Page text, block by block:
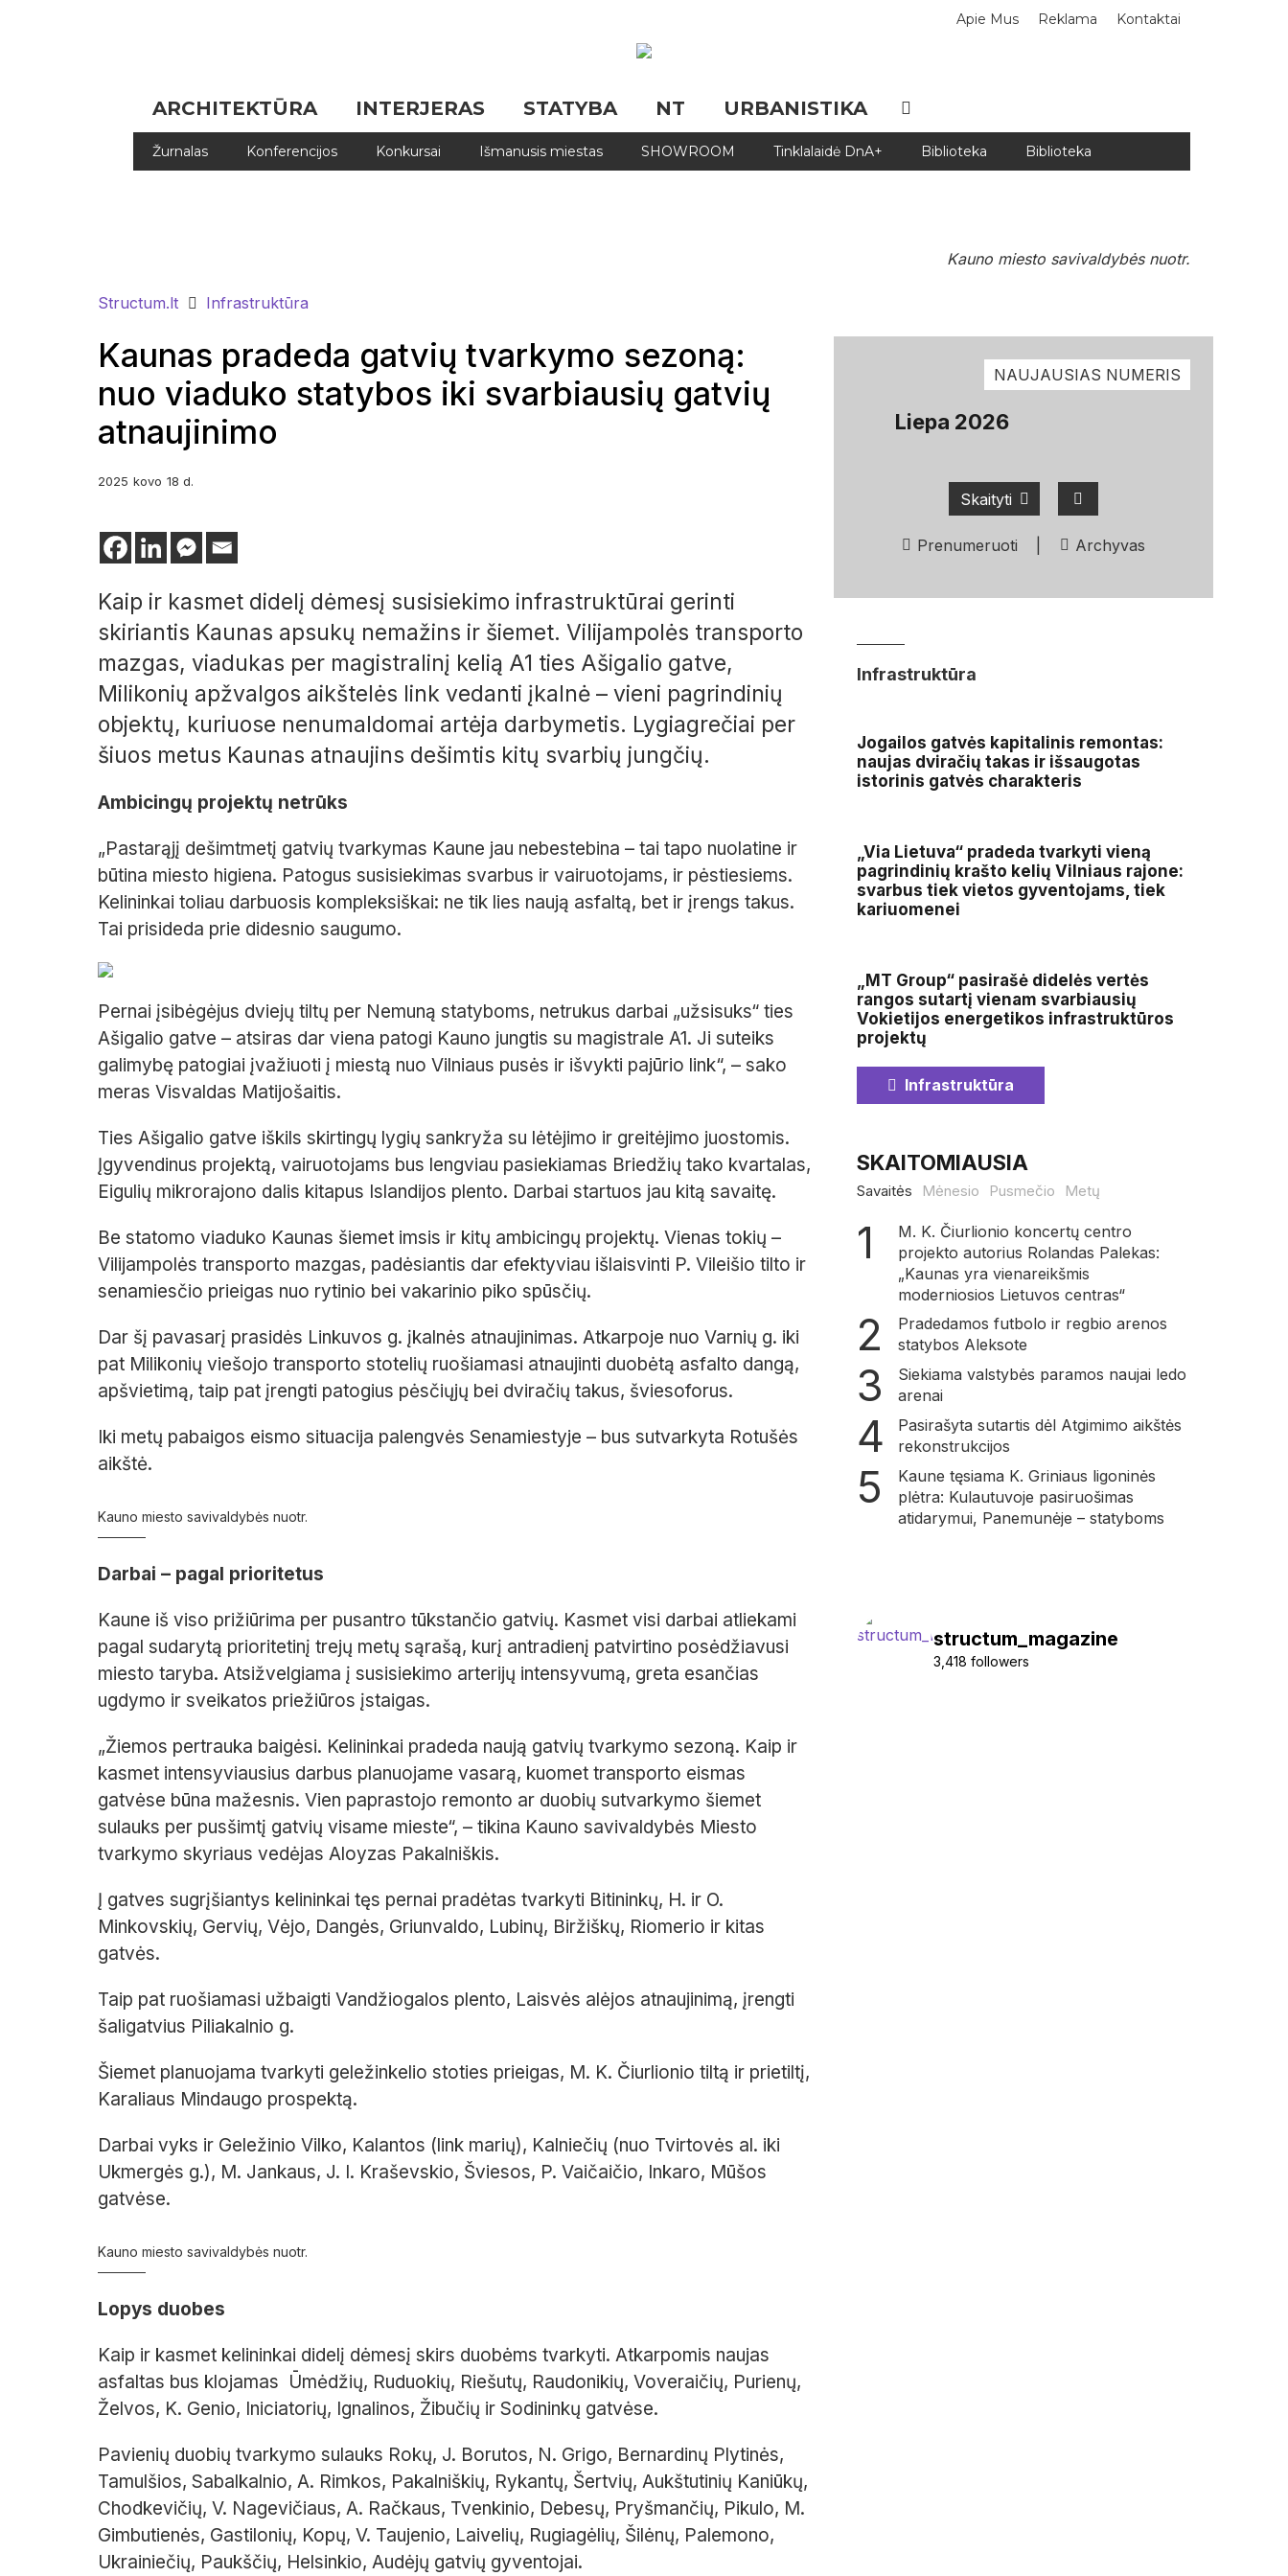
Apie Mus Reklama Kontaktai
ARCHITEKTŪRA INTERJERAS STATYBA NT URBANISTIKA
Žurnalas Konferencijos Konkursai Išmanusis miestas SHOWROOM Tinklalaidė DnA+ Biblioteka Biblioteka
Kauno miesto savivaldybės nuotr.
Structum.lt Infrastruktūra
Kaunas pradeda gatvių tvarkymo sezoną:
nuo viaduko statybos iki svarbiausių gatvių
atnaujinimo
2025 kovo 18 d.
Kaip ir kasmet didelį dėmesį susisiekimo infrastruktūrai gerinti
skiriantis Kaunas apsukų nemažins ir šiemet. Vilijampolės transporto
mazgas, viadukas per magistralinį kelią A1 ties Ašigalio gatve,
Milikonių apžvalgos aikštelės link vedanti įkalnė – vieni pagrindinių
objektų, kuriuose nenumaldomai artėja darbymetis. Lygiagrečiai per
šiuos metus Kaunas atnaujins dešimtis kitų svarbių jungčių.
Ambicingų projektų netrūks
„Pastarąjį dešimtmetį gatvių tvarkymas Kaune jau nebestebina – tai tapo nuolatine ir
būtina miesto higiena. Patogus susisiekimas svarbus ir vairuotojams, ir pėstiesiems.
Kelininkai toliau darbuosis kompleksiškai: ne tik lies naują asfaltą, bet ir įrengs takus.
Tai prisideda prie didesnio saugumo.
Pernai įsibėgėjus dviejų tiltų per Nemuną statyboms, netrukus darbai „užsisuks“ ties
Ašigalio gatve – atsiras dar viena patogi Kauno jungtis su magistrale A1. Ji suteiks
galimybę patogiai įvažiuoti į miestą nuo Vilniaus pusės ir išvykti pajūrio link“, – sako
meras Visvaldas Matijošaitis.
Ties Ašigalio gatve iškils skirtingų lygių sankryža su lėtėjimo ir greitėjimo juostomis.
Įgyvendinus projektą, vairuotojams bus lengviau pasiekiamas Briedžių tako kvartalas,
Eigulių mikrorajono dalis kitapus Islandijos plento. Darbai startuos jau kitą savaitę.
Be statomo viaduko Kaunas šiemet imsis ir kitų ambicingų projektų. Vienas tokių –
Vilijampolės transporto mazgas, padėsiantis dar efektyviau išlaisvinti P. Vileišio tilto ir
senamiesčio prieigas nuo rytinio bei vakarinio piko spūsčių.
Dar šį pavasarį prasidės Linkuvos g. įkalnės atnaujinimas. Atkarpoje nuo Varnių g. iki
pat Milikonių viešojo transporto stotelių ruošiamasi atnaujinti duobėtą asfalto dangą,
apšvietimą, taip pat įrengti patogius pėsčiųjų bei dviračių takus, šviesoforus.
Iki metų pabaigos eismo situacija palengvės Senamiestyje – bus sutvarkyta Rotušės
aikštė.
Kauno miesto savivaldybės nuotr.
Darbai – pagal prioritetus
Kaune iš viso prižiūrima per pusantro tūkstančio gatvių. Kasmet visi darbai atliekami
pagal sudarytą prioritetinį trejų metų sąrašą, kurį antradienį patvirtino posėdžiavusi
miesto taryba. Atsižvelgiama į susisiekimo arterijų intensyvumą, greta esančias
ugdymo ir sveikatos priežiūros įstaigas.
„Žiemos pertrauka baigėsi. Kelininkai pradeda naują gatvių tvarkymo sezoną. Kaip ir
kasmet intensyviausius darbus planuojame vasarą, kuomet transporto eismas
gatvėse būna mažesnis. Vien paprastojo remonto ar duobių sutvarkymo šiemet
sulauks per pusšimtį gatvių visame mieste“, – tikina Kauno savivaldybės Miesto
tvarkymo skyriaus vedėjas Aloyzas Pakalniškis.
Į gatves sugrįšiantys kelininkai tęs pernai pradėtas tvarkyti Bitininkų, H. ir O.
Minkovskių, Gervių, Vėjo, Dangės, Griunvaldo, Lubinų, Biržiškų, Riomerio ir kitas
gatvės.
Taip pat ruošiamasi užbaigti Vandžiogalos plento, Laisvės alėjos atnaujinimą, įrengti
šaligatvius Piliakalnio g.
Šiemet planuojama tvarkyti geležinkelio stoties prieigas, M. K. Čiurlionio tiltą ir prietiltį,
Karaliaus Mindaugo prospektą.
Darbai vyks ir Geležinio Vilko, Kalantos (link marių), Kalniečių (nuo Tvirtovės al. iki
Ukmergės g.), M. Jankaus, J. I. Kraševskio, Šviesos, P. Vaičaičio, Inkaro, Mūšos
gatvėse.
Kauno miesto savivaldybės nuotr.
Lopys duobes
Kaip ir kasmet kelininkai didelį dėmesį skirs duobėms tvarkyti. Atkarpomis naujas
asfaltas bus klojamas Ūmėdžių, Ruduokių, Riešutų, Raudonikių, Voveraičių, Purienų,
Želvos, K. Genio, Iniciatorių, Ignalinos, Žibučių ir Sodininkų gatvėse.
Pavienių duobių tvarkymo sulauks Rokų, J. Borutos, N. Grigo, Bernardinų Plytinės,
Tamulšios, Sabalkalnio, A. Rimkos, Pakalniškių, Rykantų, Šertvių, Aukštutinių Kaniūkų,
Chodkevičių, V. Nagevičiaus, A. Račkaus, Tvenkinio, Debesų, Pryšmančių, Pikulo, M.
Gimbutienės, Gastilonių, Kopų, V. Taujenio, Laivelių, Rugiagėlių, Šilėnų, Palemono,
Ukrainiečių, Paukščių, Helsinkio, Audėjų gatvių gyventojai.
NAUJAUSIAS NUMERIS
Liepa 2026
Skaityti
Prenumeruoti Archyvas
Infrastruktūra
Jogailos gatvės kapitalinis remontas:
naujas dviračių takas ir išsaugotas
istorinis gatvės charakteris
„Via Lietuva“ pradeda tvarkyti vieną
pagrindinių krašto kelių Vilniaus rajone:
svarbus tiek vietos gyventojams, tiek
kariuomenei
„MT Group“ pasirašė didelės vertės
rangos sutartį vienam svarbiausių
Vokietijos energetikos infrastruktūros
projektų
Infrastruktūra
SKAITOMIAUSIA
Savaitės Mėnesio Pusmečio Metų
M. K. Čiurlionio koncertų centro
projekto autorius Rolandas Palekas:
„Kaunas yra vienareikšmis
moderniosios Lietuvos centras“
Pradedamos futbolo ir regbio arenos
statybos Aleksote
Siekiama valstybės paramos naujai ledo
arenai
Pasirašyta sutartis dėl Atgimimo aikštės
rekonstrukcijos
Kaune tęsiama K. Griniaus ligoninės
plėtra: Kulautuvoje pasiruošimas
atidarymui, Panemunėje – statyboms
structum_magazine
3,418 followers